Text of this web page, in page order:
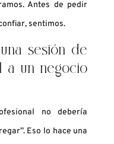
Antes de pedir
sentimos.
sesión de
a un negocio
no debería
Eso lo hace una